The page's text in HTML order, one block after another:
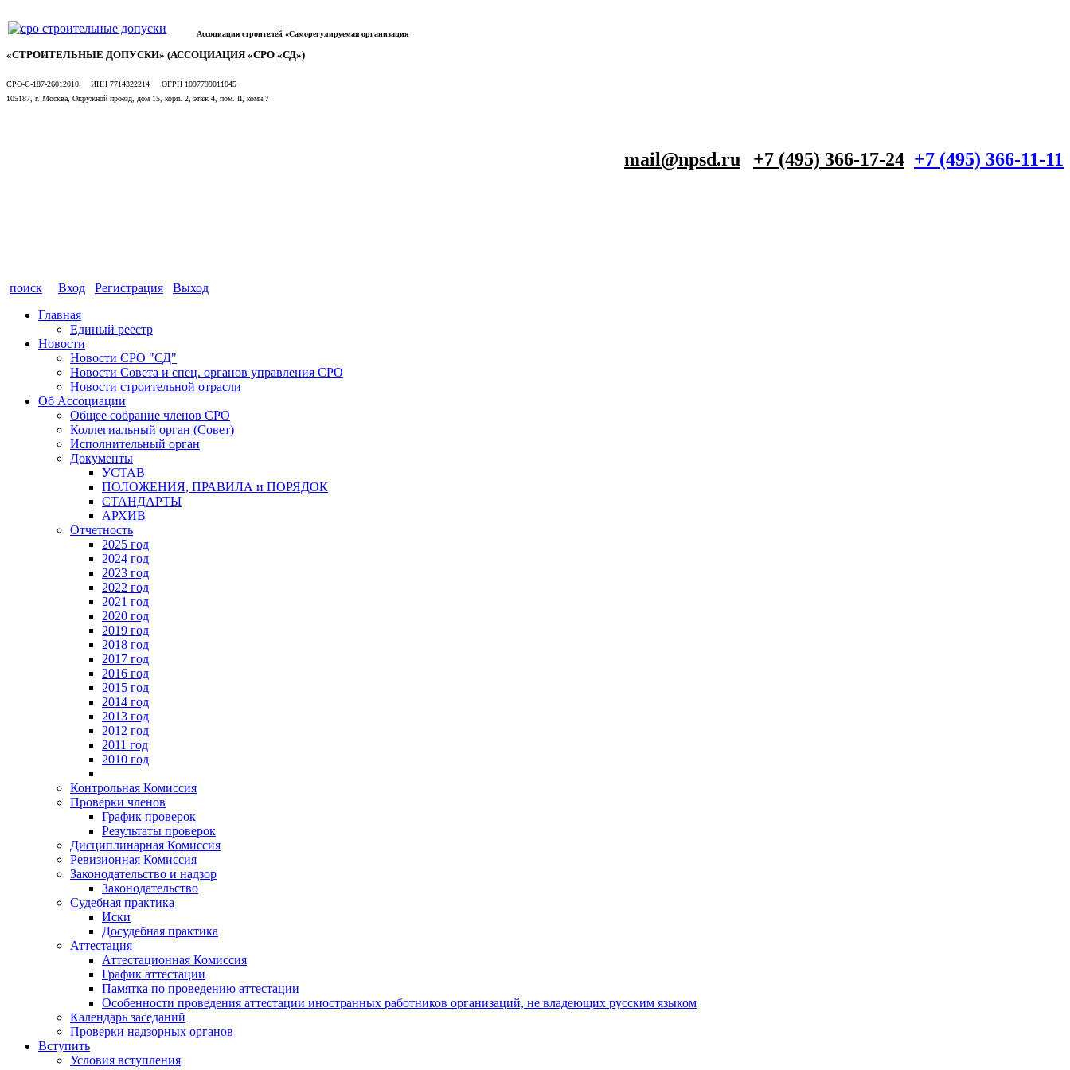
Ассоциация строителей «Саморегулируемая организация
«СТРОИТЕЛЬНЫЕ ДОПУСКИ» (АССОЦИАЦИЯ «СРО «СД»)
СРО-С-187-26012010 ИНН 7714322214 ОГРН 1097799011045
105187, г. Москва, Окружной проезд, дом 15, корп. 2, этаж 4, пом. II, комн.7
mail@npsd.ru +7 (495) 366-17-24 +7 (495) 366-11-11
поиск Вход Регистрация
Выход
Главная
Единый реестр
Новости
Новости СРО "СД"
Новости Совета и спец. органов управления СРО
Новости строительной отрасли
Об Ассоциации
Общее собрание членов СРО
Коллегиальный орган (Совет)
Исполнительный орган
Документы
УСТАВ
ПОЛОЖЕНИЯ, ПРАВИЛА и ПОРЯДОК
СТАНДАРТЫ
АРХИВ
Отчетность
2025 год
2024 год
2023 год
2022 год
2021 год
2020 год
2019 год
2018 год
2017 год
2016 год
2015 год
2014 год
2013 год
2012 год
2011 год
2010 год
Контрольная Комиссия
Проверки членов
График проверок
Результаты проверок
Дисциплинарная Комиссия
Ревизионная Комиссия
Законодательство и надзор
Законодательство
Судебная практика
Иски
Досудебная практика
Аттестация
Аттестационная Комиссия
График аттестации
Памятка по проведению аттестации
Особенности проведения аттестации иностранных работников организаций, не владеющих русским языком
Календарь заседаний
Проверки надзорных органов
Вступить
Условия вступления